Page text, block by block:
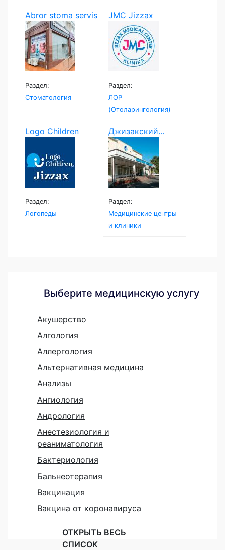
Abror stoma servis
Раздел:
Стоматология
JMC Jizzax
Medical...
Раздел:
ЛОР
(Отоларингология)
Logo Children
Раздел:
Логопеды
Джизакский...
Раздел:
Медицинские центры
и клиники
Выберите медицинскую услугу
Акушерство
Алгология
Аллергология
Альтернативная медицина
Анализы
Ангиология
Андрология
Анестезиология и
реаниматология
Бактериология
Бальнеотерапия
Вакцинация
Вакцина от коронавируса
ОТКРЫТЬ ВЕСЬ
СПИСОК